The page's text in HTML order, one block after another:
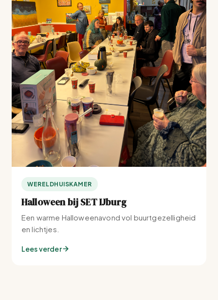
WERELDHUISKAMER
Halloween bij SET IJburg
Een warme Halloweenavond vol buurtgezelligheid
en lichtjes.
Lees verder